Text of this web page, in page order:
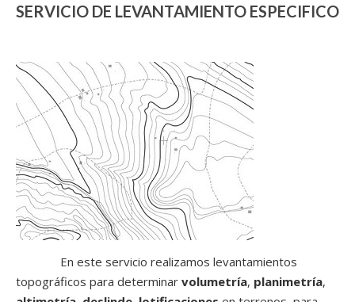
SERVICIO DE LEVANTAMIENTO ESPECIFICO
En este servicio realizamos levantamientos
topográficos para determinar volumetría, planimetría,